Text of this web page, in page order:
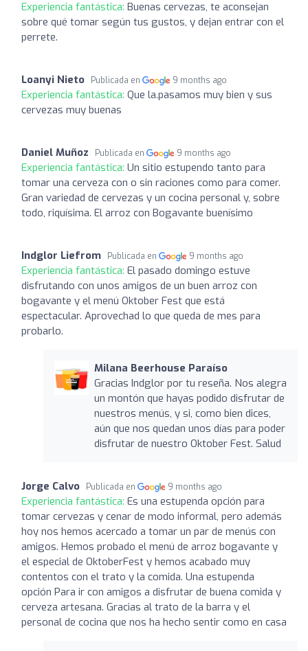
Experiencia fantástica: Buenas cervezas, te aconsejan
sobre qué tomar según tus gustos, y dejan entrar con el
perrete.
Loanyi Nieto Publicada en 9 months ago
Experiencia fantástica: Que la.pasamos muy bien y sus
cervezas muy buenas
Daniel Muñoz Publicada en 9 months ago
Experiencia fantástica: Un sitio estupendo tanto para
tomar una cerveza con o sin raciones como para comer.
Gran variedad de cervezas y un cocina personal y, sobre
todo, riquísima. El arroz con Bogavante buenísimo
Indglor Liefrom Publicada en 9 months ago
Experiencia fantástica: El pasado domingo estuve
disfrutando con unos amigos de un buen arroz con
bogavante y el menú Oktober Fest que está
espectacular. Aprovechad lo que queda de mes para
probarlo.
Milana Beerhouse Paraíso
Gracias Indglor por tu reseña. Nos alegra
un montón que hayas podido disfrutar de
nuestros menús, y si, como bien dices,
aún que nos quedan unos días para poder
disfrutar de nuestro Oktober Fest. Salud
Jorge Calvo Publicada en 9 months ago
Experiencia fantástica: Es una estupenda opción para
tomar cervezas y cenar de modo informal, pero además
hoy nos hemos acercado a tomar un par de menús con
amigos. Hemos probado el menú de arroz bogavante y
el especial de OktoberFest y hemos acabado muy
contentos con el trato y la comida. Una estupenda
opción Para ir con amigos a disfrutar de buena comida y
cerveza artesana. Gracias al trato de la barra y el
personal de cocina que nos ha hecho sentir como en casa